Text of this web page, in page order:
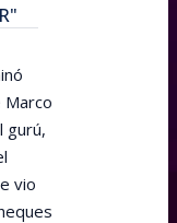
gurú,
vio